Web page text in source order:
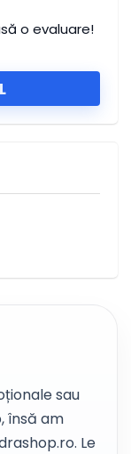
o evaluare!
sau
însă am
Le